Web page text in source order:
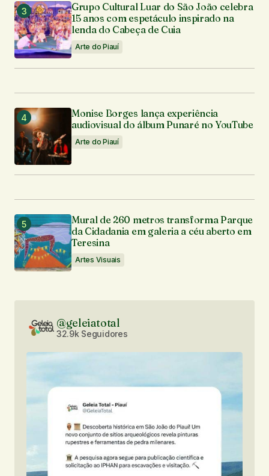
Grupo Cultural Luar do São João celebra
15 anos com espetáculo inspirado na
lenda do Cabeça de Cuia
Arte do Piauí
Monise Borges lança experiência
audiovisual do álbum Punaré no YouTube
Arte do Piauí
Mural de 260 metros transforma Parque
da Cidadania em galeria a céu aberto em
Teresina
Artes Visuais
@geleiatotal
32.9k Seguidores